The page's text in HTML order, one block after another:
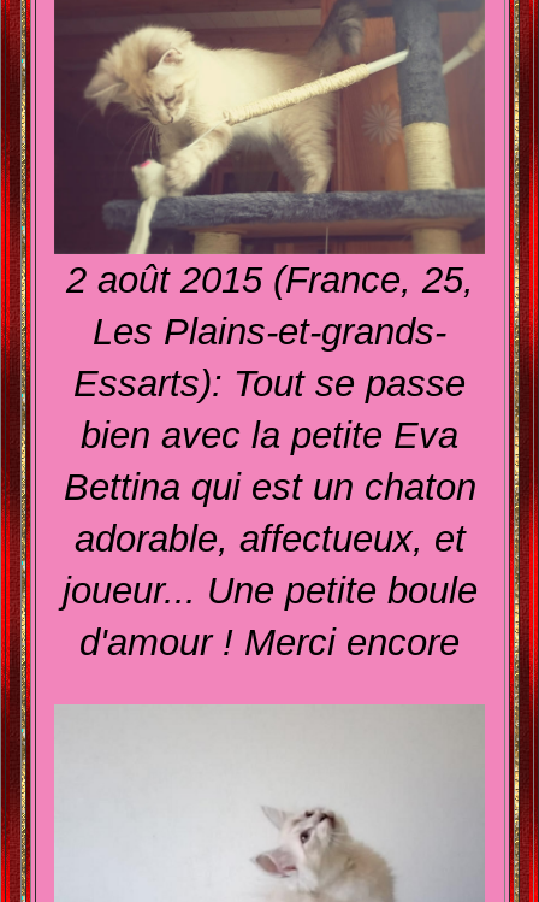
2 août 2015 (France, 25,
Les Plains-et-grands-
Essarts): Tout se passe
bien avec la petite Eva
Bettina qui est un chaton
adorable, affectueux, et
joueur... Une petite boule
d'amour ! Merci encore